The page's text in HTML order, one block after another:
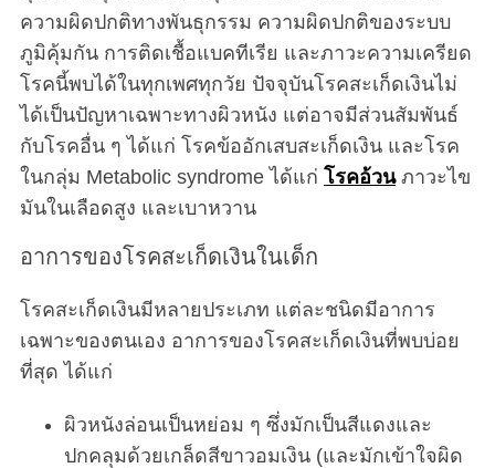
ความผิดปกติทางพันธุกรรม ความผิดปกติของระบบ
ภูมิคุ้มกัน การติดเชื้อแบคทีเรีย และภาวะความเครียด
โรคนี้พบได้ในทุกเพศทุกวัย ปัจจุบันโรคสะเก็ดเงินไม่
ได้เป็นปัญหาเฉพาะทางผิวหนัง แต่อาจมีส่วนสัมพันธ์
กับโรคอื่น ๆ ได้แก่ โรคข้ออักเสบสะเก็ดเงิน และโรค
ในกลุ่ม Metabolic syndrome ได้แก่ โรคอ้วนภาวะไข
มันในเลือดสูง และเบาหวาน
อาการของโรคสะเก็ดเงินในเด็ก
โรคสะเก็ดเงินมีหลายประเภท แต่ละชนิดมีอาการ
เฉพาะของตนเอง อาการของโรคสะเก็ดเงินที่พบบ่อย
ที่สุด ได้แก่
ผิวหนังล่อนเป็นหย่อม ๆ ซึ่งมักเป็นสีแดงและ
ปกคลุมด้วยเกล็ดสีขาวอมเงิน (และมักเข้าใจผิด